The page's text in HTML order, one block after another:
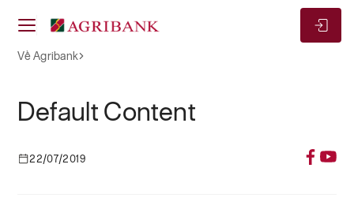
Về Agribank
Default Content
22/07/2019